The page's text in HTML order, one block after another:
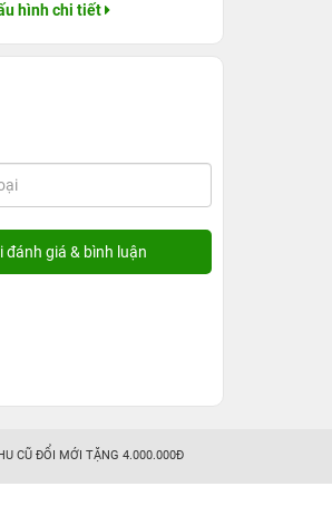
hình chi tiết
CŨ ĐỔI MỚI TẶNG 4.000.000Đ